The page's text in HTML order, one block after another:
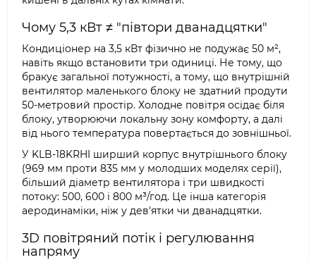
Чому 5,3 кВт ≠ "півтори дванадцятки"
Кондиціонер на 3,5 кВт фізично не подужає 50 м²,
навіть якщо встановити три одиниці. Не тому, що
бракує загальної потужності, а тому, що внутрішній
вентилятор маленького блоку не здатний продути
50-метровий простір. Холодне повітря осідає біля
блоку, утворюючи локальну зону комфорту, а далі
від нього температура повертається до зовнішньої.
У KLB-18KRHI ширший корпус внутрішнього блоку
(969 мм проти 835 мм у молодших моделях серії),
більший діаметр вентилятора і три швидкості
потоку: 500, 600 і 800 м³/год. Це інша категорія
аеродинаміки, ніж у дев'ятки чи дванадцятки.
3D повітряний потік і регулювання
напряму